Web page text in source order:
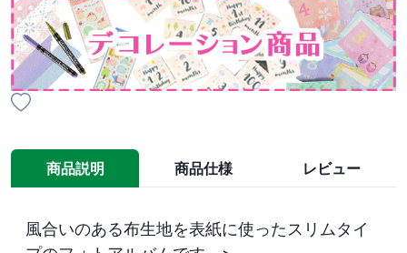
商品説明 商品仕様 レビュー
風合いのある布生地を表紙に使ったスリムタイ